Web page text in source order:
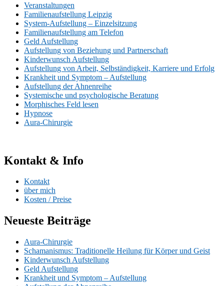
Veranstaltungen
Familienaufstellung Leipzig
System-Aufstellung – Einzelsitzung
Familienaufstellung am Telefon
Geld Aufstellung
Aufstellung von Beziehung und Partnerschaft
Kinderwunsch Aufstellung
Aufstellung von Arbeit, Selbständigkeit, Karriere und Erfolg
Krankheit und Symptom – Aufstellung
Aufstellung der Ahnenreihe
Systemische und psychologische Beratung
Morphisches Feld lesen
Hypnose
Aura-Chirurgie
Kontakt & Info
Kontakt
über mich
Kosten / Preise
Neueste Beiträge
Aura-Chirurgie
Schamanismus: Traditionelle Heilung für Körper und Geist
Kinderwunsch Aufstellung
Geld Aufstellung
Krankheit und Symptom – Aufstellung